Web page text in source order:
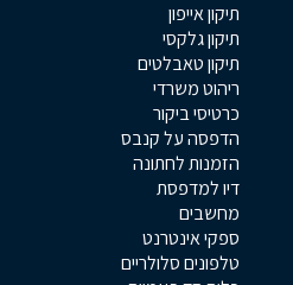
תיקון אייפון
תיקון גלקסי
תיקון טאבלטים
ריהוט משרדי
כרטיסי ביקור
הדפסה על קנבס
הזמנות לחתונה
דיו למדפסת
מחשבים
ספקי אינטרנט
טלפונים סלולריים